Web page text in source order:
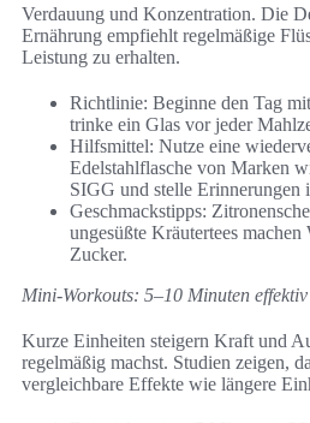
Verdauung und Konzentration. Die
Ernährung empfiehlt regelmäßige
Leistung zu erhalten.
Richtlinie: Beginne den Tag
trinke ein Glas vor jeder
Hilfsmittel: Nutze eine
Edelstahlflasche von Marken
SIGG und stelle Erinnerungen
Geschmackstipps:
ungesüßte Kräutertees machen
Zucker.
Mini-Workouts: 5–10 Minuten effektiv
Kurze Einheiten steigern Kraft und
regelmäßig machst. Studien zeigen,
vergleichbare Effekte wie längere